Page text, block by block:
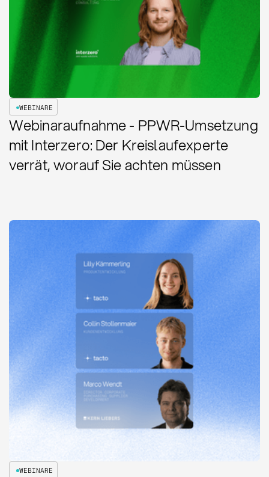
WEBINARE
Webinaraufnahme - PPWR-Umsetzung
mit Interzero: Der Kreislaufexperte
verrät, worauf Sie achten müssen
WEBINARE